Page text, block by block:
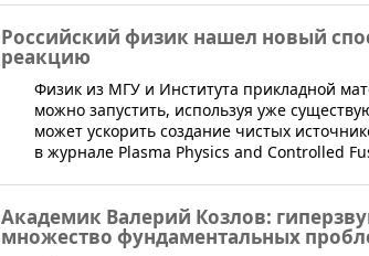
Российский физик нашел новый
реакцию
Физик из МГУ и Института прикладной
можно запустить, используя уже
может ускорить создание чистых
в журнале Plasma Physics and Controlled
Академик Валерий Козлов:
множество фундаментальных